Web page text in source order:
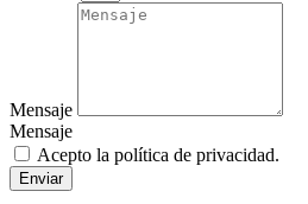
Mensaje
Mensaje
Acepto la política de privacidad.
Enviar